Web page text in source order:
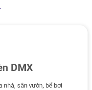
DMX
nhà, sân vườn, bể bơi